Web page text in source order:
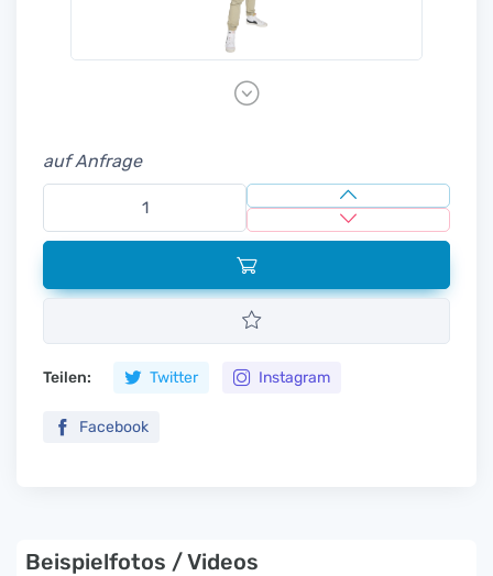
Next
auf Anfrage
Teilen: Twitter Instagram
Facebook
Beispielfotos / Videos